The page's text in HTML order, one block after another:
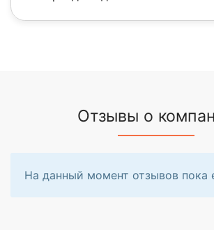
Отзывы о
На данный момент отзывов пока